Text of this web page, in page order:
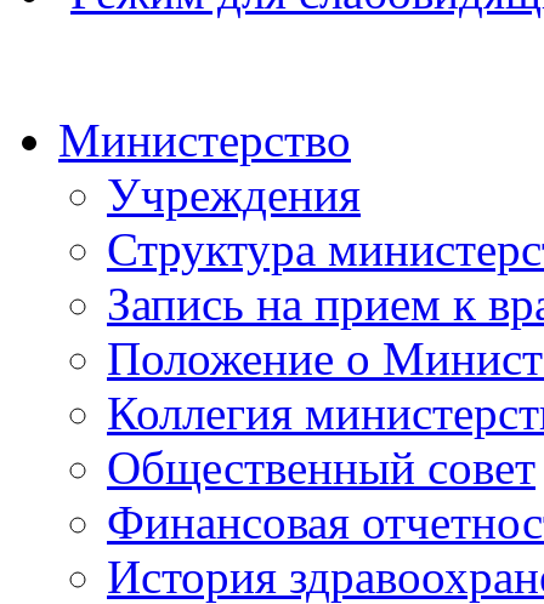
Министерство
Учреждения
Структура
Запись на прием к
Положение о
Коллегия
Общественный совет
Финансовая
История